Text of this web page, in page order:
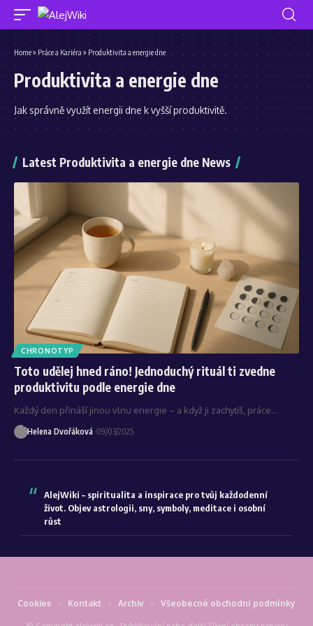
Home» Práce a Kariéra » Produktivita a energie dne
Produktivita a energie dne
Jak správně využít energii dne k vyšší produktivitě.
Latest Produktivita a energie dne News
CHRONOTYP
Toto udělej hned ráno! Jednoduchý rituál ti zvedne
produktivitu podle energie dne
Každý den přináší jinou vlnu energie – a když ji zachytíš, práce…
Helena Dvořáková 09/03/2025
AlejWiki – spiritualita a inspirace pro tvůj každodenní
život. Objev astrologii, sny, symboly, meditace i osobní
růst
Cookies Kontakt Archiv Všeobecné obchodní podmínky